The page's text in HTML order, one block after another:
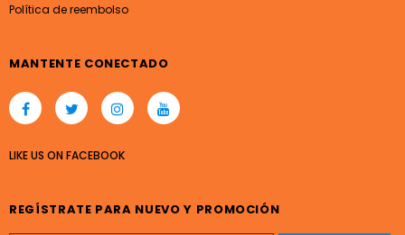
Política de reembolso
MANTENTE CONECTADO
LIKE US ONFACEBOOK
REGÍSTRATE PARA NUEVO Y PROMOCIÓN